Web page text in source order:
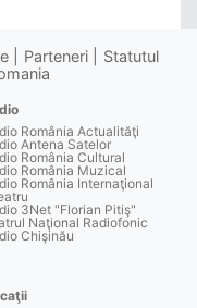
Parteneri
Statutul
România Actualităţi
Antena Satelor
România Cultural
România Muzical
România Internaţional
3Net "Florian Pitiş"
Naţional Radiofonic
Chişinău